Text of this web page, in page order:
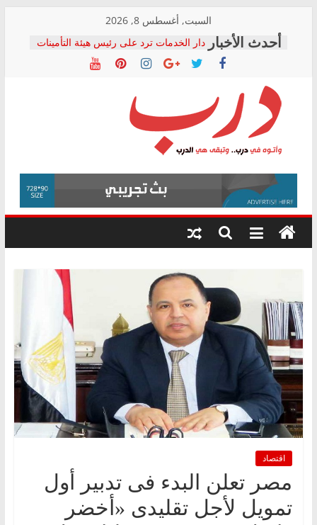
content
السبت, أغسطس 8, 2026
دار الخدمات ترد على رئيس هيئة التأمينات
بعد مؤتمره الصحفي: إنكار الأزمة لا ينهي
معاناة أصحاب المعاشات.. ونطالب بكشف
فرحات سليمان يكتب: القطاع الصحي إلى
أين؟
حزب التحالف الشعبي يطلق لجنة “الحق
في الصحة” بالإسكندرية لرصد الانتهاكات
ودعم المرضى
الوزاري لمدينة الصحفيين.. وانتهاء أعمال
إنشاء المبنى الإداري
المجلس القومي لحقوق الإنسان يعلن
متابعة قضية الدكتور محمد زهران.. ويؤكد:
قرينة البراءة وضمانات المحاكمة العادلة
درب
وأتوه
درب..
وتبقى
هي
اقتصاد
مصر تعلن البدء فى تدبير أول
تمويل لأجل تقليدى «أخضر